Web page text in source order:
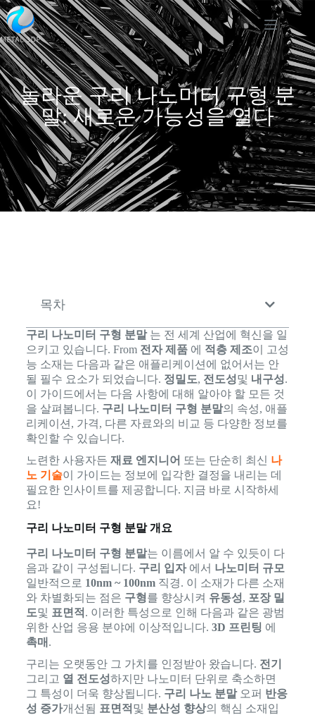
놀라운 구리 나노미터 구형 분
말: 새로운 가능성을 열다
목차
구리 나노미터 구형 분말는 전 세계 산업에 혁신을 일
으키고 있습니다. From 전자 제품에 적층 제조이 고성
능 소재는 다음과 같은 애플리케이션에 없어서는 안
될 필수 요소가 되었습니다. 정밀도, 전도성및 내구성.
이 가이드에서는 다음 사항에 대해 알아야 할 모든 것
을 살펴봅니다. 구리 나노미터 구형 분말의 속성, 애플
리케이션, 가격, 다른 자료와의 비교 등 다양한 정보를
확인할 수 있습니다.
노련한 사용자든 재료 엔지니어 또는 단순히 최신 나
노 기술이 가이드는 정보에 입각한 결정을 내리는 데
필요한 인사이트를 제공합니다. 지금 바로 시작하세
요!
구리 나노미터 구형 분말 개요
구리 나노미터 구형 분말는 이름에서 알 수 있듯이 다
음과 같이 구성됩니다. 구리 입자에서 나노미터 규모
일반적으로 10nm ~ 100nm직경. 이 소재가 다른 소재
와 차별화되는 점은 구형를 향상시켜 유동성, 포장 밀
도및 표면적 . 이러한 특성으로 인해 다음과 같은 광범
위한 산업 응용 분야에 이상적입니다. 3D 프린팅 에
촉매 .
구리는 오랫동안 그 가치를 인정받아 왔습니다. 전기
그리고 열 전도성하지만 나노미터 단위로 축소하면
그 특성이 더욱 향상됩니다. 구리 나노 분말오퍼 반응
성 증가개선됨 표면적 및 분산성 향상의 핵심 소재입